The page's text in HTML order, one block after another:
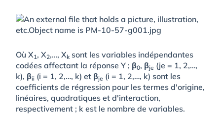
Où X1 , X2,…, Xk sont les variables indépendantes
codées affectant la réponse Y ; β0, βje (je = 1, 2,…,
k), βii (i = 1, 2,…, k) et βje (i = 1, 2,…, k) sont les
coefficients de régression pour les termes d'origine,
linéaires, quadratiques et d'interaction,
respectivement ; k est le nombre de variables.